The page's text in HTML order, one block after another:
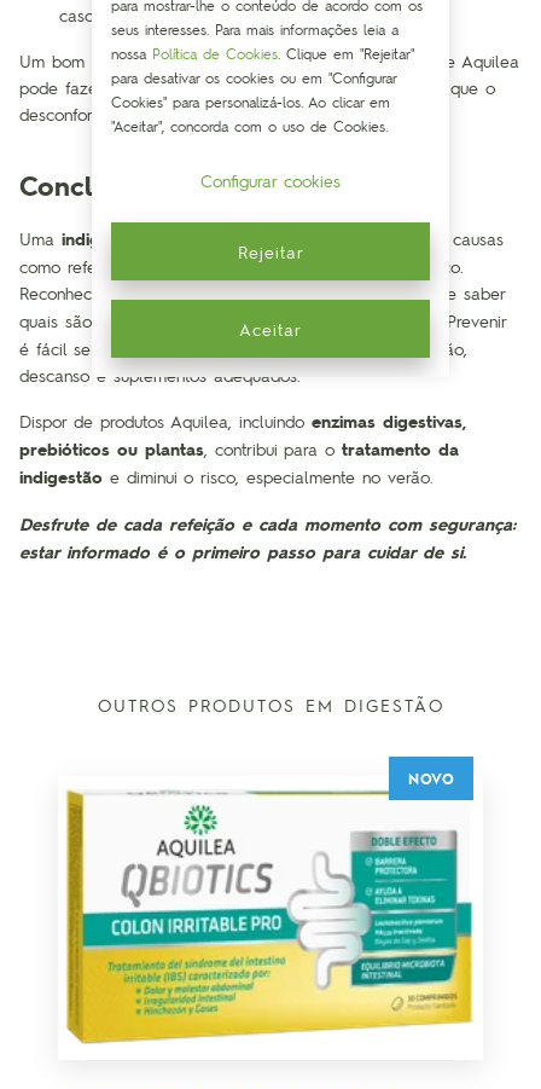
caso de vómitos intensos ou tonturas intensas.
Um bom kit digestivo com produtos naturais como os de Aquilea
pode fazer a diferença entre recuperar rapidamente ou que o
desconforto dure horas.
Conclusão
Uma indigestão
pode ocorrer por uma combinação de causas
como refeições abundantes, temperatura ou esforço físico.
Reconhecer
e saber
quais são
é essencial para agir a tempo. Prevenir
é fácil se observamos as recomendações de alimentação,
descanso e suplementos adequados.
Dispor de produtos Aquilea, incluindo enzimas digestivas,
prebióticos ou plantas , contribui para o tratamento da
indigestão e diminui o risco, especialmente no verão.
Desfrute de cada refeição e cada momento com segurança:
estar informado é o primeiro passo para cuidar de si.
OUTROS PRODUTOS EM DIGESTÃO
NOVO
para mostrar-lhe o conteúdo de acordo com os
seus interesses. Para mais informações leia a
nossa Política de Cookies . Clique em "Rejeitar"
para desativar os cookies ou em "Configurar
Cookies" para personalizá-los. Ao clicar em
"Aceitar", concorda com o uso de Cookies.
Configurar cookies
Rejeitar
Aceitar